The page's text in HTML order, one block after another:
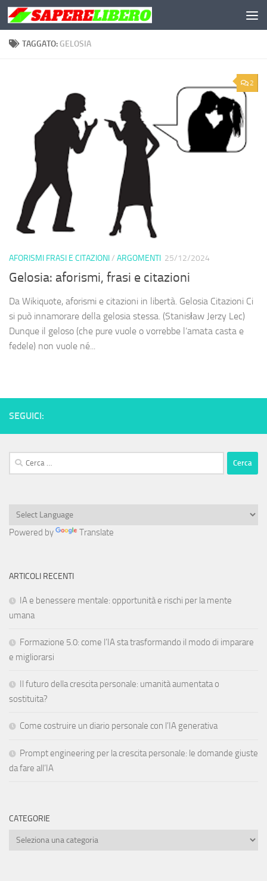
Salta al contenuto
TAGGATO: GELOSIA
2
AFORISMI FRASI E CITAZIONI/ ARGOMENTI 25/12/2024
Gelosia: aforismi, frasi e citazioni
Da Wikiquote, aforismi e citazioni in libertà. Gelosia Citazioni Ci
si può innamorare della gelosia stessa. (Stanisław Jerzy Lec)
Dunque il geloso (che pure vuole o vorrebbe l’amata casta e
fedele) non vuole né...
SEGUICI:
Ricerca
per:
Powered by Translate
ARTICOLI RECENTI
IA e benessere mentale: opportunità e rischi per la mente
umana
Formazione 5.0: come l’IA sta trasformando il modo di imparare
e migliorarsi
Il futuro della crescita personale: umanità aumentata o
sostituita?
Come costruire un diario personale con l’IA generativa
Prompt engineering per la crescita personale: le domande giuste
da fare all’IA
CATEGORIE
Categorie